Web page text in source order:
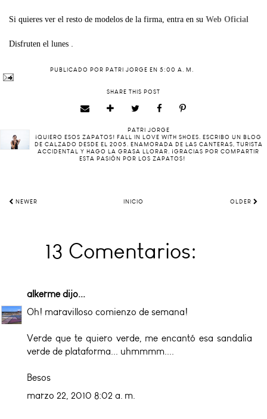
Si quieres ver el resto de modelos de la firma, entra en su Web Oficial
Disfruten el lunes .
PUBLICADO POR PATRI JORGE EN 5:00 A. M.
SHARE THIS POST
PATRI JORGE
¡QUIERO ESOS ZAPATOS! FALL IN LOVE WITH SHOES. ESCRIBO UN BLOG
DE CALZADO DESDE EL 2005. ENAMORADA DE LAS CANTERAS, TURISTA
ACCIDENTAL Y HAGO LA GRASA LLORAR. ¡GRACIAS POR COMPARTIR
ESTA PASIÓN POR LOS ZAPATOS!
NEWER INICIO OLDER
13 Comentarios:
alkermedijo...
Oh! maravilloso comienzo de semana!
Verde que te quiero verde, me encantó esa sandalia
verde de plataforma... uhmmmm....
Besos
marzo 22, 2010 8:02 a. m.